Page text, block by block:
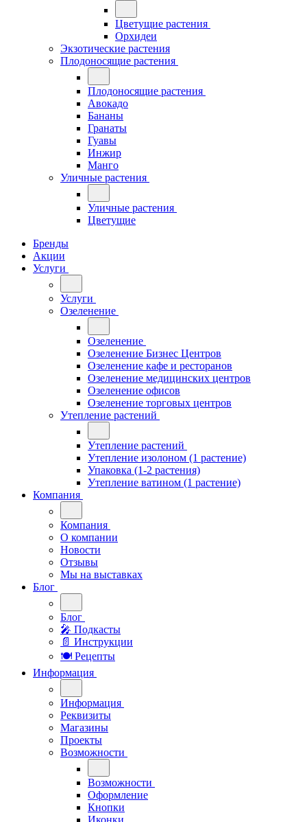
Цветущие растения
Орхидеи
Экзотические растения
Плодоносящие растения
Плодоносящие растения
Авокадо
Бананы
Гранаты
Гуавы
Инжир
Манго
Уличные растения
Уличные растения
Цветущие
Бренды
Акции
Услуги
Услуги
Озеленение
Озеленение
Озеленение Бизнес Центров
Озеленение кафе и ресторанов
Озеленение медицинских центров
Озеленение офисов
Озеленение торговых центров
Утепление растений
Утепление растений
Утепление изолоном (1 растение)
Упаковка (1-2 растения)
Утепление ватином (1 растение)
Компания
Компания
О компании
Новости
Отзывы
Мы на выставках
Блог
Блог
🎤︎︎ Подкасты
📄 Инструкции
🍽 Рецепты
Информация
Информация
Реквизиты
Магазины
Проекты
Возможности
Возможности
Оформление
Кнопки
Иконки